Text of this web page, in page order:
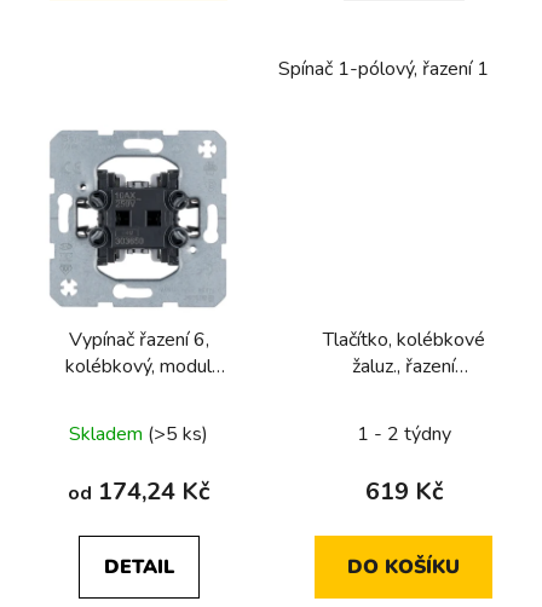
Spínač 1-pólový, řazení 1
Vypínač řazení 6,
kolébkový, modul
Skladem (>5 ks)
od 174,24 Kč
DETAIL
Tlačítko, kolébkové
žaluz., řazení
A, 250 V~, 4x NO pro
2x žaluzie,
1 - 2 týdny
619 Kč
DO KOŠÍKU